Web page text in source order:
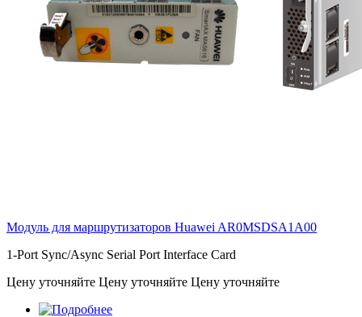
Модуль для маршрутизаторов Huawei AR0MSDSA1A00
1-Port Sync/Async Serial Port Interface Card
Цену уточняйте Цену уточняйте Цену уточняйте